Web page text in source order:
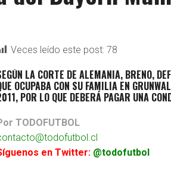
Veces leído este post: 78
LA CORTE DE ALEMANIA, BRENO,
OCUPABA CON SU FAMILIA EN
POR LO QUE DEBERÁ PAGAR UNA
TODOFUTBOL
en Twitter: @todofutbol